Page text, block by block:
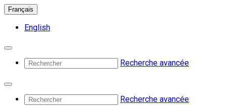
Français
English
Recherche avancée
Recherche avancée